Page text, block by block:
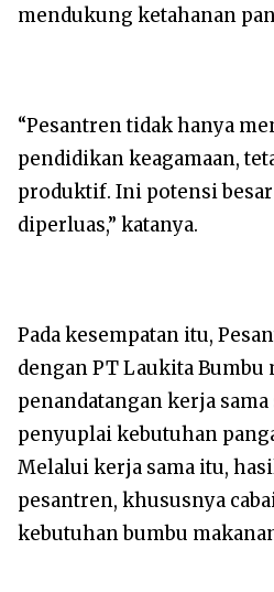
mendukung ketahanan
“Pesantren tidak hanya
pendidikan keagamaan,
produktif. Ini potensi
diperluas,” katanya.
Pada kesempatan itu,
dengan PT Laukita Bumbu
penandatangan kerja
penyuplai kebutuhan
Melalui kerja sama itu,
pesantren, khususnya
kebutuhan bumbu